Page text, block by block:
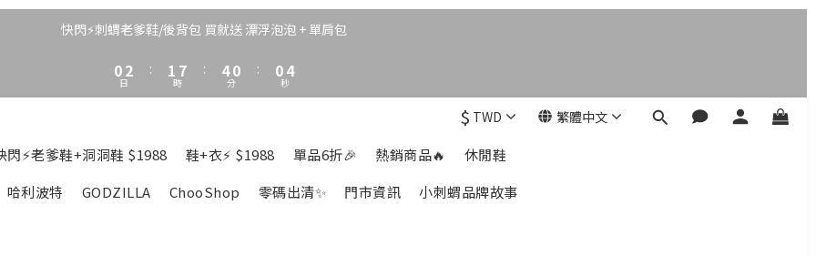
快閃⚡刺蝟老爹鞋/後背包 買就送 漂浮泡泡 + 單肩包
3
2
0
5
4
2
1
日
:
4
3
1
0
9
7
6
3
1
時
:
7
6
4
3
0
3
2
0
分
:
3
2
0
6
5
3
2
秒
$ TWD 繁體中文
閃⚡老爹鞋+洞洞鞋 $1988 鞋+衣⚡ $1988 單品6折🎉 熱銷商品🔥
休閒鞋
哈利波特
GODZILLA ChooShop 零碼出清✨ 門市資訊 小刺蝟品牌故事